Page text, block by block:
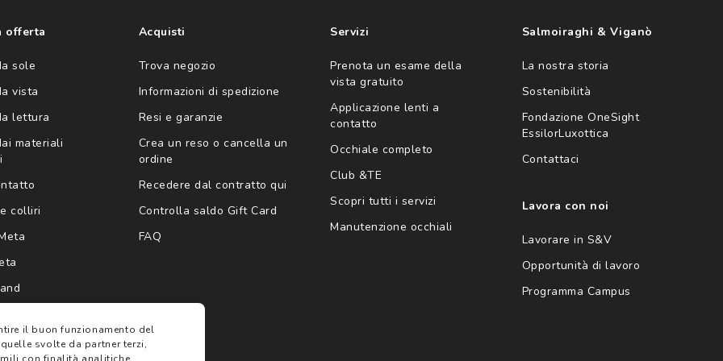
(consultare
offerta
sole
vista
lettura
materiali
colliri
Acquisti
Trova negozio
Informazioni di spedizione
Resi e garanzie
Crea un reso o cancella un
ordine
Recedere dal contratto qui
Controlla saldo Gift Card
FAQ
Servizi
Prenota un esame della
vista gratuito
Applicazione lenti a
contatto
Occhiale completo
Club &TE
Scopri tutti i servizi
Manutenzione occhiali
Salmoiraghi & Viganò
La nostra storia
Sostenibilità
Fondazione OneSight
EssilorLuxottica
Contattaci
Lavora con noi
Lavorare in S&V
Opportunità di lavoro
Programma Campus
il buon funzionamento del
svolte da partner terzi,